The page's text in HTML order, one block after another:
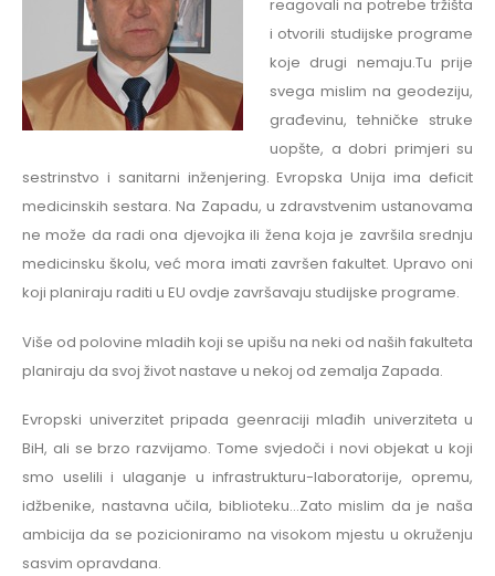
reagovali na potrebe tržišta
i otvorili studijske programe
koje drugi nemaju.Tu prije
svega mislim na geodeziju,
građevinu, tehničke struke
uopšte, a dobri primjeri su
sestrinstvo i sanitarni inženjering. Evropska Unija ima deficit
medicinskih sestara. Na Zapadu, u zdravstvenim ustanovama
ne može da radi ona djevojka ili žena koja je završila srednju
medicinsku školu, već mora imati završen fakultet. Upravo oni
koji planiraju raditi u EU ovdje završavaju studijske programe.
Više od polovine mladih koji se upišu na neki od naših fakulteta
planiraju da svoj život nastave u nekoj od zemalja Zapada.
Evropski univerzitet pripada geenraciji mlađih univerziteta u
BiH, ali se brzo razvijamo. Tome svjedoči i novi objekat u koji
smo uselili i ulaganje u infrastrukturu-laboratorije, opremu,
idžbenike, nastavna učila, biblioteku…Zato mislim da je naša
ambicija da se pozicioniramo na visokom mjestu u okruženju
sasvim opravdana.